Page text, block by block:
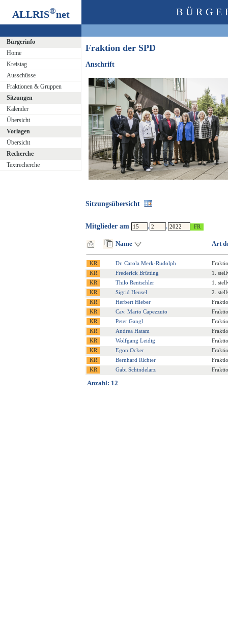
ALLRIS®net
Bürgerinfo
Home
Kreistag
Ausschüsse
Fraktionen & Gruppen
Sitzungen
Kalender
Übersicht
Vorlagen
Übersicht
Recherche
Textrecherche
Fraktion der SPD
Anschrift
Sitzungsübersicht
Mitglieder am . .
Name Art
Dr. Carola Merk-Rudolph
Frederick Brütting
1.
Thilo Rentschler
1.
Sigrid Heusel
2.
Herbert Hieber
Cav. Mario Capezzuto
Peter Gangl
Andrea Hatam
Wolfgang Leidig
Egon Ocker
Bernhard Richter
Gabi Schindelarz
Anzahl: 12